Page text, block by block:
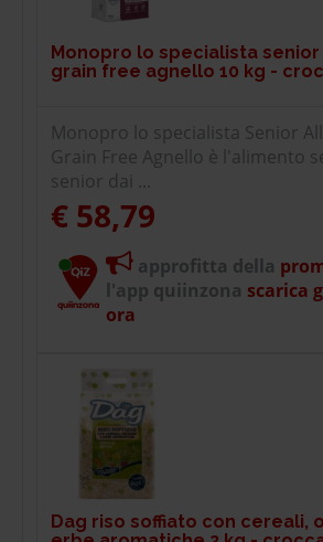
Monopro lo specialista
grain free agnello 10 kg -
Monopro lo specialista Senior
Grain Free Agnello è l'alimento
senior dai ...
€ 58,79
approfitta della
l'app quiinzona scarica
ora
Dag riso soffiato con cereali,